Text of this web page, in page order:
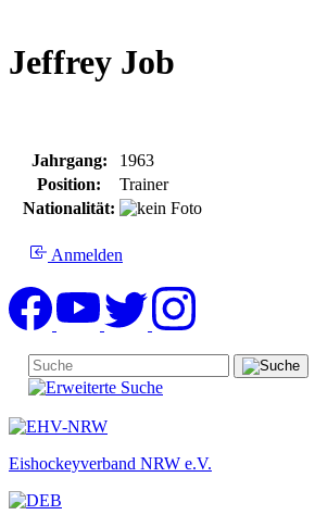
Jeffrey Job
Jahrgang:
1963
Position:
Trainer
Nationalität:
Anmelden
Eishockeyverband NRW e.V.